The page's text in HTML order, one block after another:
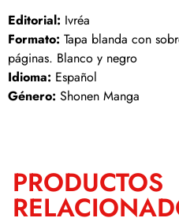
Editorial: Ivréa
Formato: Tapa blanda con
páginas. Blanco y negro
Idioma: Español
Género: Shonen Manga
PRODUCTOS